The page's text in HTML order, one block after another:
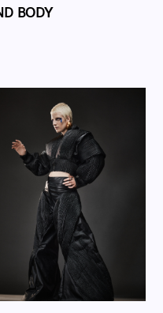
BODY